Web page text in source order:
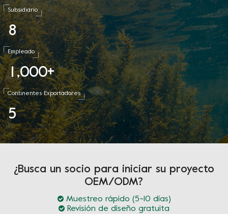
Subsidiario
8
Empleado
1 ,000+
Continentes Exportadores
5
¿Busca un socio para iniciar su proyecto
OEM/ODM?
Muestreo rápido (5~10 días)
Revisión de diseño gratuita